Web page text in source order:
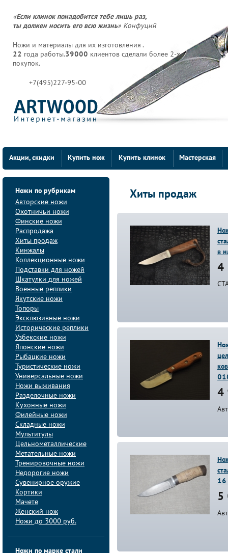
«Если клинок понадобится тебе лишь раз,
ты должен носить его всю жизнь» Конфуций
Ножи и материалы для их изготовления .
22 года работы.39000 клиентов сделали более 2-х
покупок.
+7(495)227-95-00
Акции, скидки Купить нож Купить клинок Мастерская
Ножи по рубрикам
Авторские ножи
Охотничьи ножи
Финские ножи
Распродажа
Хиты продаж
Кинжалы
Коллекционные ножи
Подставки для ножей
Шкатулки для ножей
Военные реплики
Якутские ножи
Топоры
Эксклюзивные ножи
Исторические реплики
Узбекские ножи
Японские ножи
Рыбацкие ножи
Туристические ножи
Универсальные ножи
Ножи выживания
Разделочные ножи
Кухонные ножи
Филейные ножи
Складные ножи
Мультитулы
Цельнометаллические
Метательные ножи
Тренировочные ножи
Недорогие ножи
Сувенирное оружие
Кортики
Мачете
Женский нож
Ножи до 3000 руб.
Ножи по марке стали
Хиты продаж
в
4
4
16
5